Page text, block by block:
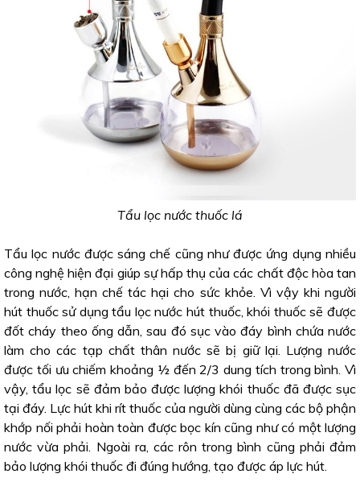
Tẩu lọc nước thuốc lá
Tẩu lọc nước được sáng chế cũng như được ứng dụng nhiều
công nghệ hiện đại giúp sự hấp thụ của các chất độc hòa tan
trong nước, hạn chế tác hại cho sức khỏe. Vì vậy khi người
hút thuốc sử dụng tẩu lọc nước hút thuốc, khói thuốc sẽ được
đốt cháy theo ống dẫn, sau đó sục vào đáy bình chứa nước
làm cho các tạp chất thân nước sẽ bị giữ lại. Lượng nước
được tối ưu chiếm khoảng ½ đến 2/3 dung tích trong bình. Vì
vậy, tẩu lọc sẽ đảm bảo được lượng khói thuốc đã được sục
tại đáy. Lực hút khi rít thuốc của người dùng cùng các bộ phận
khớp nối phải hoàn toàn được bọc kín cũng như có một lượng
nước vừa phải. Ngoài ra, các rôn trong bình cũng phải đảm
bảo lượng khói thuốc đi đúng hướng, tạo được áp lực hút.